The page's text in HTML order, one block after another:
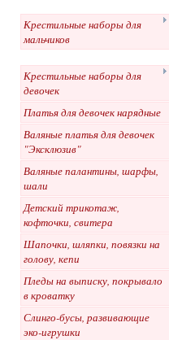
Крестильные наборы для
мальчиков
Крестильные наборы для
девочек
Платья для девочек нарядные
Валяные платья для девочек
"Эксклюзив"
Валяные палантины, шарфы,
шали
Детский трикотаж,
кофточки, свитера
Шапочки, шляпки, повязки на
голову, кепи
Пледы на выписку, покрывало
в кроватку
Слинго-бусы, развивающие
эко-игрушки